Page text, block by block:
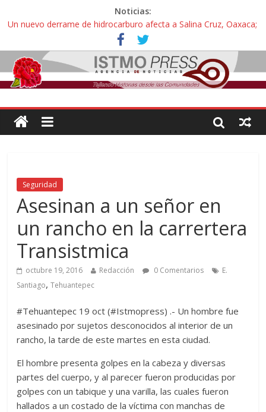
Noticias:
Un nuevo derrame de hidrocarburo afecta a Salina Cruz, Oaxaca;
ahora pescadores de Salinas del Marqués denuncian daños de
Pemex
Ángel, el joven autista expulsado por la Universidad Bienestar de
Ixtepec, Oaxaca vuelve a las aulas tras amparo
Familiares de periodista Alejandro Leyva se reúnen con titular de
intelectuales de su asesinato
Alertan pescadores de Juchitán, Oaxaca de nuevo despojo de su
Seguridad
Asesinan a un señor en
un rancho en la carrertera
Transistmica
octubre 19, 2016 Redacción 0 Comentarios
E.
Santiago,Tehuantepec
#Tehuantepec 19 oct (#Istmopress) .- Un hombre fue
asesinado por sujetos desconocidos al interior de un
rancho, la tarde de este martes en esta ciudad.
El hombre presenta golpes en la cabeza y diversas
partes del cuerpo, y al parecer fueron producidas por
golpes con un tabique y una varilla, las cuales fueron
hallados a un costado de la víctima con manchas de